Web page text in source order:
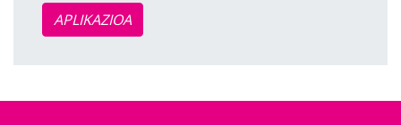
APLIKAZIOA